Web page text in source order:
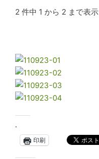
2 件中 1 から 2 まで表示
.
印刷